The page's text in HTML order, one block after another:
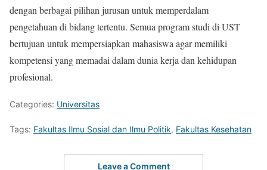
dengan berbagai pilihan jurusan untuk memperdalam
pengetahuan di bidang tertentu. Semua program studi di UST
bertujuan untuk mempersiapkan mahasiswa agar memiliki
kompetensi yang memadai dalam dunia kerja dan kehidupan
profesional.
Categories: Universitas
Tags: Fakultas Ilmu Sosial dan Ilmu Politik, Fakultas Kesehatan
Leave a Comment